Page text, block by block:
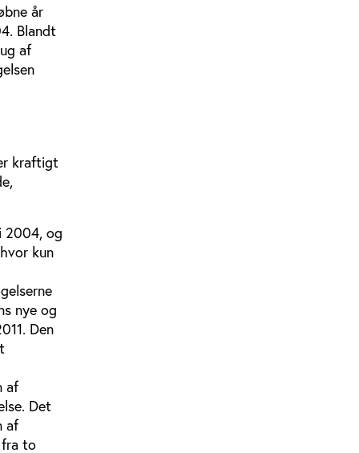
år
Blandt
af
kraftigt
2004, og
kun
nye og
Den
af
Det
af
to